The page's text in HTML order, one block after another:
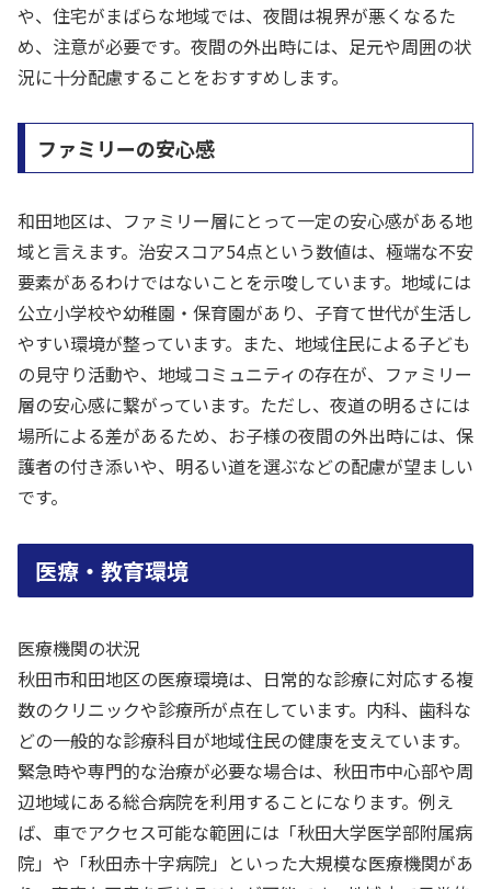
や、住宅がまばらな地域では、夜間は視界が悪くなるた
め、注意が必要です。夜間の外出時には、足元や周囲の状
況に十分配慮することをおすすめします。
ファミリーの安心感
和田地区は、ファミリー層にとって一定の安心感がある地
域と言えます。治安スコア54点という数値は、極端な不安
要素があるわけではないことを示唆しています。地域には
公立小学校や幼稚園・保育園があり、子育て世代が生活し
やすい環境が整っています。また、地域住民による子ども
の見守り活動や、地域コミュニティの存在が、ファミリー
層の安心感に繋がっています。ただし、夜道の明るさには
場所による差があるため、お子様の夜間の外出時には、保
護者の付き添いや、明るい道を選ぶなどの配慮が望ましい
です。
医療・教育環境
医療機関の状況
秋田市和田地区の医療環境は、日常的な診療に対応する複
数のクリニックや診療所が点在しています。内科、歯科な
どの一般的な診療科目が地域住民の健康を支えています。
緊急時や専門的な治療が必要な場合は、秋田市中心部や周
辺地域にある総合病院を利用することになります。例え
ば、車でアクセス可能な範囲には「秋田大学医学部附属病
院」や「秋田赤十字病院」といった大規模な医療機関があ